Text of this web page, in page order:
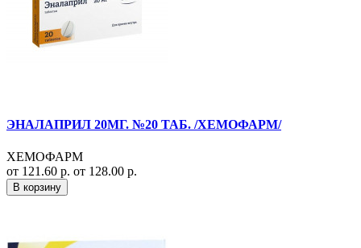
ЭНАЛАПРИЛ 20МГ. №20 ТАБ. /ХЕМОФАРМ/
ХЕМОФАРМ
от 121.60 р. от 128.00 р.
В корзину